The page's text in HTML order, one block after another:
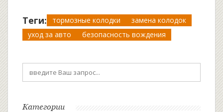
Теги: тормозные колодки
замена колодок
уход за авто
безопасность вождения
Категории